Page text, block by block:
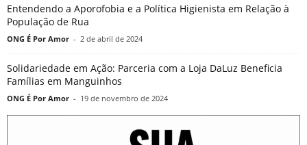
Entendendo a Aporofobia e a Política Higienista em Relação à
População de Rua
ONG É Por Amor - 2 de abril de 2024
Solidariedade em Ação: Parceria com a Loja DaLuz Beneficia
Famílias em Manguinhos
ONG É Por Amor - 19 de novembro de 2024